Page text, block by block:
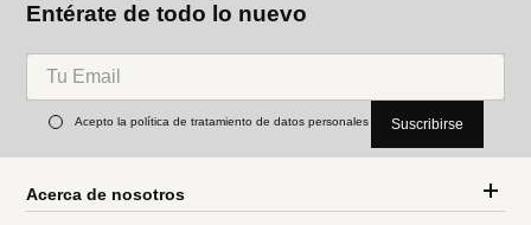
Entérate de todo lo nuevo
Acepto la política de tratamiento de datos personales Suscribirse
Acerca de nosotros